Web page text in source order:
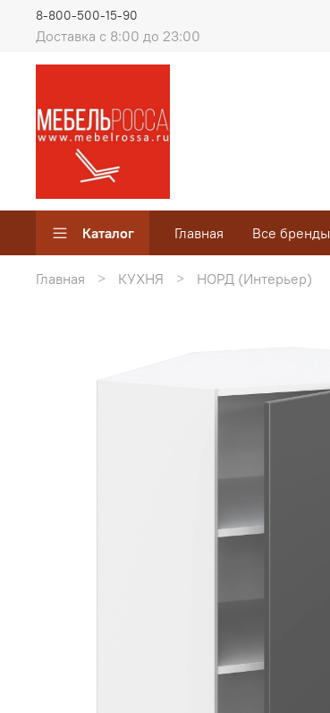
Доставка с 8:00 до 23:00
8-800-500-15-90
Каталог Главная Все бренды
Главная КУХНЯ НОРД (Интерьер)